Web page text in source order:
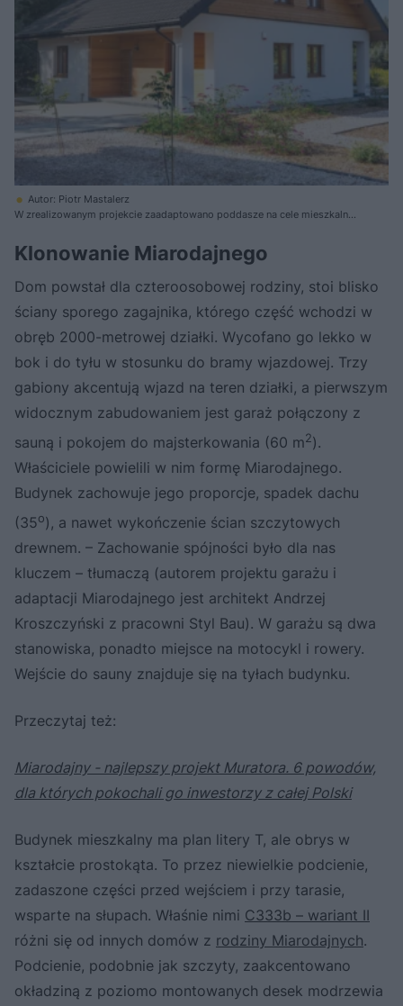
Autor: Piotr Mastalerz
W zrealizowanym projekcie zaadaptowano poddasze na cele mieszkalne.
Klonowanie Miarodajnego
Dom powstał dla czteroosobowej rodziny, stoi blisko
ściany sporego zagajnika, którego część wchodzi w
obręb 2000-metrowej działki. Wycofano go lekko w
bok i do tyłu w stosunku do bramy wjazdowej. Trzy
gabiony akcentują wjazd na teren działki, a pierwszym
widocznym zabudowaniem jest garaż połączony z
sauną i pokojem do majsterkowania (60 m2).
Właściciele powielili w nim formę Miarodajnego.
Budynek zachowuje jego proporcje, spadek dachu
(35o), a nawet wykończenie ścian szczytowych
drewnem. – Zachowanie spójności było dla nas
kluczem – tłumaczą (autorem projektu garażu i
adaptacji Miarodajnego jest architekt Andrzej
Kroszczyński z pracowni Styl Bau). W garażu są dwa
stanowiska, ponadto miejsce na motocykl i rowery.
Wejście do sauny znajduje się na tyłach budynku.
Przeczytaj też:
Miarodajny - najlepszy projekt Muratora. 6 powodów,
dla których pokochali go inwestorzy z całej Polski
Budynek mieszkalny ma plan litery T, ale obrys w
kształcie prostokąta. To przez niewielkie podcienie,
zadaszone części przed wejściem i przy tarasie,
wsparte na słupach. Właśnie nimi C333b – wariant II
różni się od innych domów z rodziny Miarodajnych.
Podcienie, podobnie jak szczyty, zaakcentowano
okładziną z poziomo montowanych desek modrzewia